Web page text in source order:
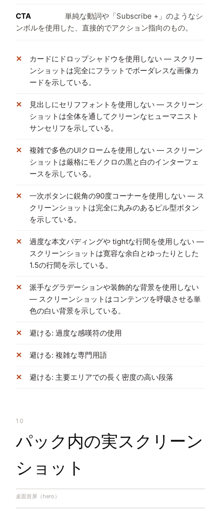
CTA
単純な動詞や「Subscribe +」のようなシ
ンボルを使用した、直接的でアクション指向のもの。
カードにドロップシャドウを使用しない — スクリー
ンショットは完全にフラットでボーダレスな画像カ
ードを示している。
見出しにセリフフォントを使用しない — スクリーン
ショットは全体を通してクリーンなヒューマニスト
サンセリフを示している。
複雑で多色のUIクロームを使用しない — スクリーン
ショットは厳格にモノクロの黒と白のインターフェ
ースを示している。
一次ボタンに鋭角の90度コーナーを使用しない — ス
クリーンショットは完全に丸みのあるピル型ボタン
を示している。
過度な本文パディングや tightな行間を使用しない —
スクリーンショットは寛容な余白とゆったりとした
1.5の行間を示している。
派手なグラデーションや装飾的な背景を使用しない
— スクリーンショットはコンテンツを呼吸させる単
色の白い背景を示している。
避ける: 過度な感嘆符の使用
避ける: 複雑な専門用語
避ける: 主要エリアでの長く密度の高い段落
10
パック内の実スクリーン
ショット
桌面首屏（hero）